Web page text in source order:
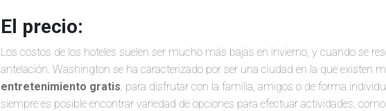
El precio:
Los costos de los hoteles suelen ser mucho más bajas en invierno, y cuando se
antelación. Washington se ha caracterizado por ser una ciudad en la que existen
entretenimiento gratis, para disfrutar con la familia, amigos o de forma
siempre es posible encontrar variedad de opciones para efectuar actividades,